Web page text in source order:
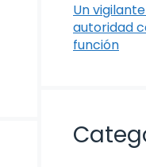
Un
autoridad
función